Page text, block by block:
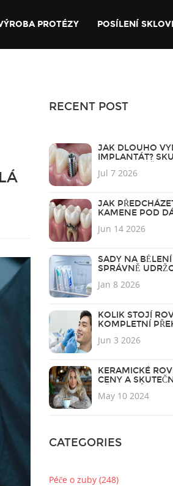
PROTÉZY POSÍLENÍ
RECENT POST
JAK DLOUHO
IMPLANTÁT?
Jul 7 2026
JAK
KAMENE POD
Jun 14 2026
SADY NA
SPRÁVNĚ
Jan 8 2026
KOLIK STOJÍ
KOMPLETNÍ
Jun 3 2026
KERAMICKÉ
CENY A
May 10 2024
CATEGORIES
Péče o zuby (248)